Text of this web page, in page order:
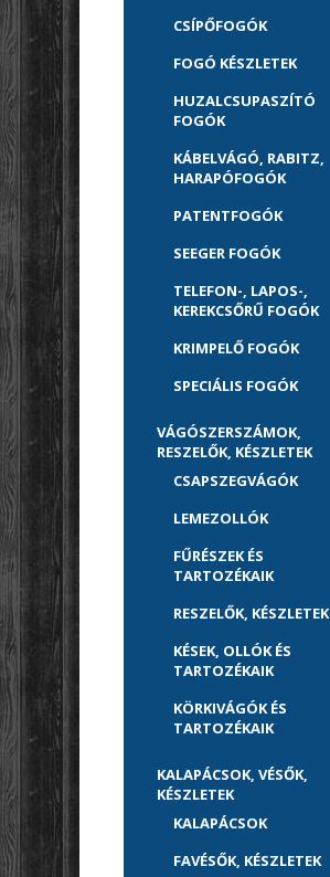
CSÍPŐFOGÓK
FOGÓ KÉSZLETEK
HUZALCSUPASZÍTÓ
FOGÓK
KÁBELVÁGÓ, RABITZ,
HARAPÓFOGÓK
PATENTFOGÓK
SEEGER FOGÓK
TELEFON-, LAPOS-,
KEREKCSŐRŰ FOGÓK
KRIMPELŐ FOGÓK
SPECIÁLIS FOGÓK
VÁGÓSZERSZÁMOK,
RESZELŐK, KÉSZLETEK
CSAPSZEGVÁGÓK
LEMEZOLLÓK
FŰRÉSZEK ÉS
TARTOZÉKAIK
RESZELŐK, KÉSZLETEK
KÉSEK, OLLÓK ÉS
TARTOZÉKAIK
KÖRKIVÁGÓK ÉS
TARTOZÉKAIK
KALAPÁCSOK, VÉSŐK,
KÉSZLETEK
KALAPÁCSOK
FAVÉSŐK, KÉSZLETEK